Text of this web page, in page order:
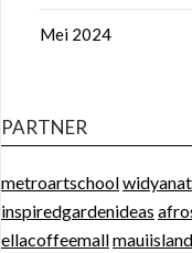
Mei 2024
PARTNER
metroartschool
inspiredgardenideas
ellacoffeemall